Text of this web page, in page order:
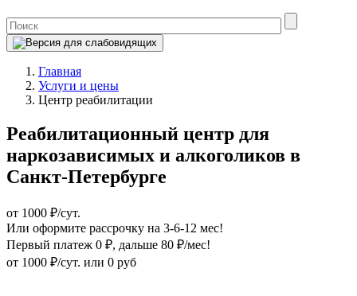
Главная
Услуги и цены
Центр реабилитации
Реабилитационный центр для
наркозависимых и алкоголиков в
Санкт-Петербурге
от 1000 ₽/сут.
Или оформите рассрочку на 3-6-12 мес!
Первый платеж 0 ₽, дальше 80 ₽/мес!
от 1000 ₽/сут. или 0 руб